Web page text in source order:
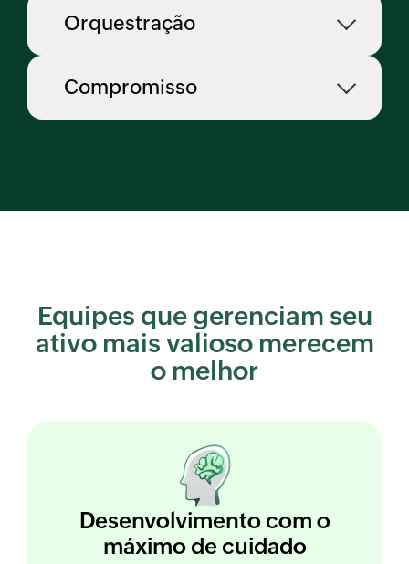
Orquestração
Compromisso
Equipes que gerenciam seu
ativo mais valioso merecem
o melhor
Desenvolvimentocom o
máximo de cuidado